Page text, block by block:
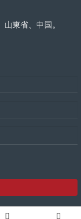
東省、中国。